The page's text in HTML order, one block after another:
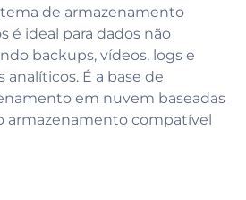
de armazenamento
é ideal para dados não
backups, vídeos, logs e
É a base de
em nuvem baseadas
armazenamento compatível